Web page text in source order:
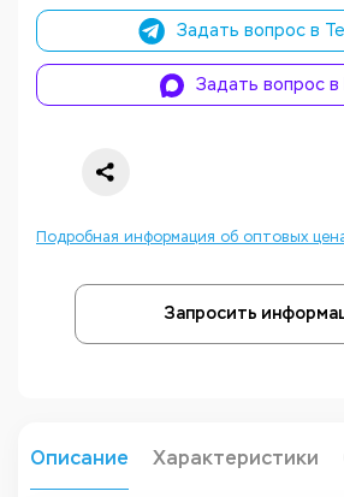
Задать вопрос в
Задать вопрос в
Подробная информация об оптовых
Запросить
Описание Характеристики